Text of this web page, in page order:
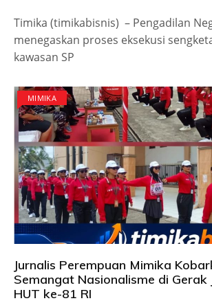
Timika (timikabisnis) – Pengadilan
menegaskan proses eksekusi
kawasan SP
MIMIKA
Jurnalis Perempuan Mimika
Semangat Nasionalisme di Gerak
HUT ke-81 RI